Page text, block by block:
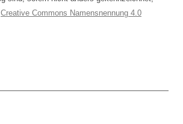
Creative Commons Namensnennung 4.0